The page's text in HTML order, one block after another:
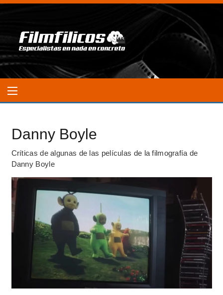
Danny Boyle
Críticas de algunas de las películas de la filmografía de
Danny Boyle